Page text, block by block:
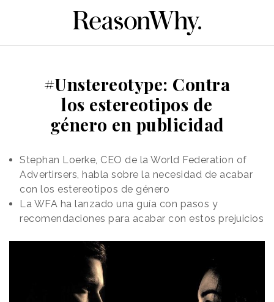
#Unstereotype: Contra
los estereotipos de
género en publicidad
Stephan Loerke, CEO de la World Federation of
Advertirsers, habla sobre la necesidad de acabar
con los estereotipos de género
La WFA ha lanzado una guía con pasos y
recomendaciones para acabar con estos prejuicios